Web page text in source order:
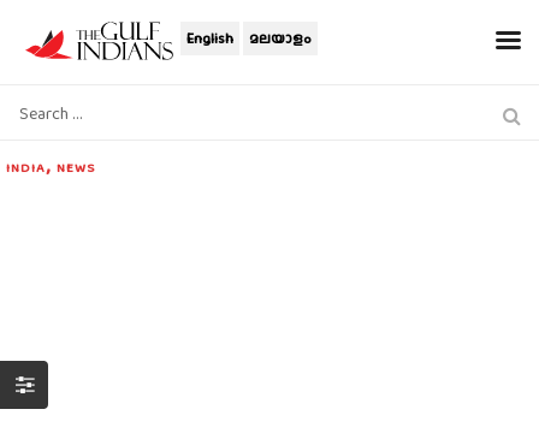
English മലയാളം
INDIA, NEWS